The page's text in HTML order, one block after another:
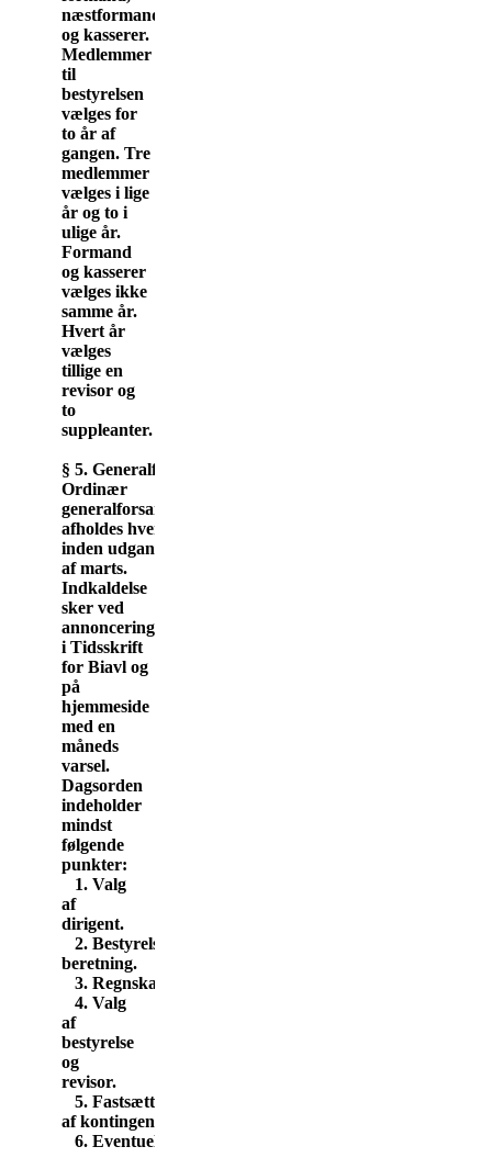
næstformand
og kasserer.
Medlemmer
til
bestyrelsen
vælges for
to år af
gangen. Tre
medlemmer
vælges i lige
år og to i
ulige år.
Formand
og kasserer
vælges ikke
samme år.
Hvert år
vælges
tillige en
revisor og
to
suppleanter.
§ 5. Generalforsamling.
Ordinær
generalforsamling
afholdes hvert år
inden udgangen
af marts.
Indkaldelse
sker ved
annoncering
i Tidsskrift
for Biavl og
på
hjemmeside
med en
måneds
varsel.
Dagsorden
indeholder
mindst
følgende
punkter:
1. Valg
af
dirigent.
2. Bestyrelsens
beretning.
3. Regnskab.
4. Valg
af
bestyrelse
og
revisor.
5. Fastsættelse
af kontingent.
6. Eventuelt.